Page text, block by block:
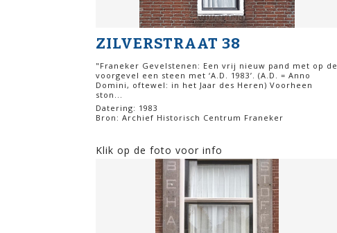
ZILVERSTRAAT 38
"Franeker Gevelstenen: Een vrij nieuw pand met op de
voorgevel een steen met ‘A.D. 1983’. (A.D. = Anno
Domini, oftewel: in het Jaar des Heren) Voorheen
ston...
Datering: 1983
Bron: Archief Historisch Centrum Franeker
Klik op de foto voor info